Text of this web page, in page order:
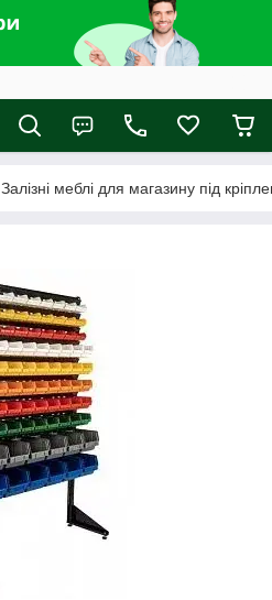
Залізні меблі для магазину під